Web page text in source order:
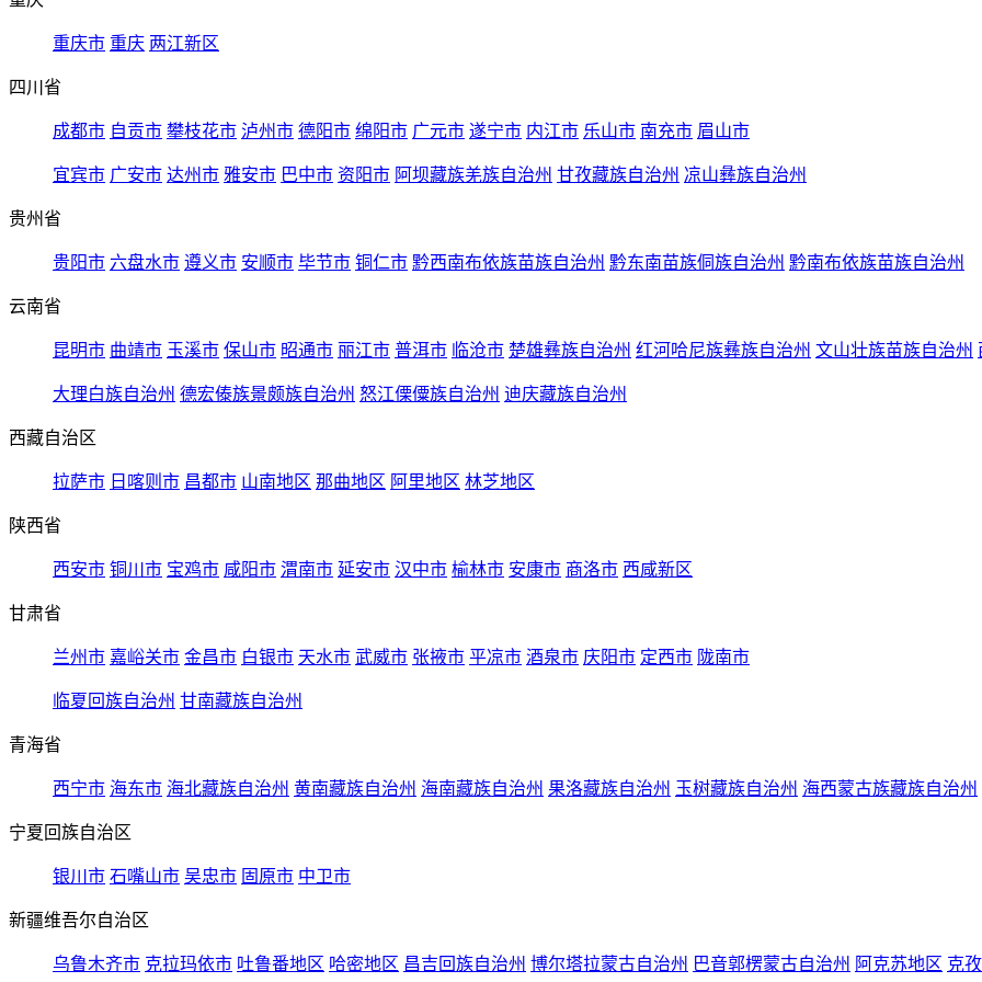
重庆市 重庆 两江新区
四川省
成都市 自贡市 攀枝花市 泸州市 德阳市 绵阳市 广元市 遂宁市 内江市 乐山市 南充市 眉山市
宜宾市 广安市 达州市 雅安市 巴中市 资阳市 阿坝藏族羌族自治州 甘孜藏族自治州 凉山彝族自治州
贵州省
贵阳市 六盘水市 遵义市 安顺市 毕节市 铜仁市 黔西南布依族苗族自治州 黔东南苗族侗族自治州 黔南布依族苗族自治州
云南省
昆明市 曲靖市 玉溪市 保山市 昭通市 丽江市 普洱市 临沧市 楚雄彝族自治州 红河哈尼族彝族自治州 文山壮族苗族自治州
大理白族自治州 德宏傣族景颇族自治州 怒江傈僳族自治州 迪庆藏族自治州
西藏自治区
拉萨市 日喀则市 昌都市 山南地区 那曲地区 阿里地区 林芝地区
陕西省
西安市 铜川市 宝鸡市 咸阳市 渭南市 延安市 汉中市 榆林市 安康市 商洛市 西咸新区
甘肃省
兰州市 嘉峪关市 金昌市 白银市 天水市 武威市 张掖市 平凉市 酒泉市 庆阳市 定西市 陇南市
临夏回族自治州 甘南藏族自治州
青海省
西宁市 海东市 海北藏族自治州 黄南藏族自治州 海南藏族自治州 果洛藏族自治州 玉树藏族自治州 海西蒙古族藏族自治州
宁夏回族自治区
银川市 石嘴山市 吴忠市 固原市 中卫市
新疆维吾尔自治区
乌鲁木齐市 克拉玛依市 吐鲁番地区 哈密地区 昌吉回族自治州 博尔塔拉蒙古自治州 巴音郭楞蒙古自治州 阿克苏地区 克